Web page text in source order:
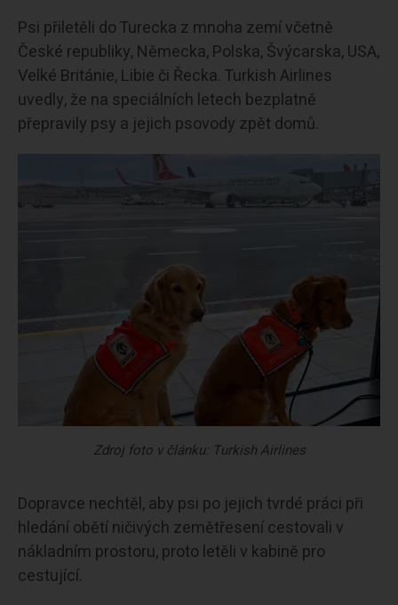
Psi přiletěli do Turecka z mnoha zemí včetně
České republiky, Německa, Polska, Švýcarska, USA,
Velké Británie, Libie či Řecka. Turkish Airlines
uvedly, že na speciálních letech bezplatně
přepravily psy a jejich psovody zpět domů.
Zdroj foto v článku: Turkish Airlines
Dopravce nechtěl, aby psi po jejich tvrdé práci při
hledání obětí ničivých zemětřesení cestovali v
nákladním prostoru, proto letěli v kabině pro
cestující.